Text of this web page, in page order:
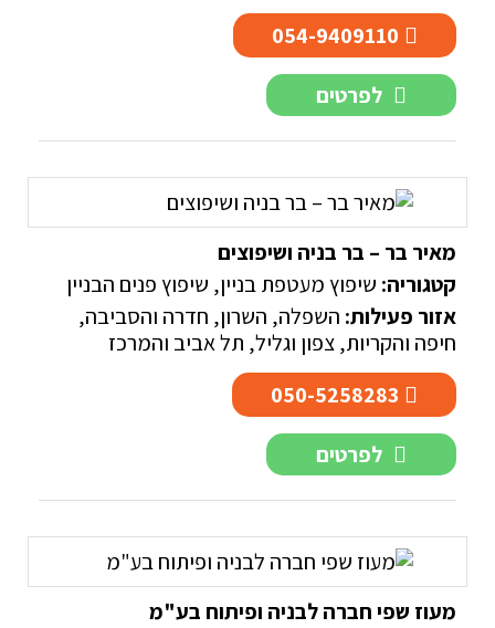
054-9409110
לפרטים
מאיר בר – בר בניה ושיפוצים
קטגוריה: שיפוץ מעטפת בניין, שיפוץ פנים הבניין
אזור פעילות: השפלה, השרון, חדרה והסביבה,
חיפה והקריות,צפון וגליל, תל אביב והמרכז
050-5258283
לפרטים
מעוז שפי חברה לבניה ופיתוח בע"מ